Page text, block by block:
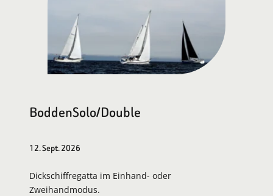
BoddenSolo/Double
12. Sept. 2026
Dickschiffregatta im Einhand- oder
Zweihandmodus.